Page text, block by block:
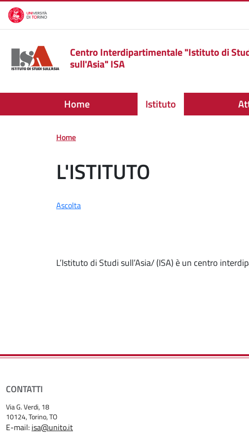
Salta al contenuto principale
Centro Interdipartimentale "Istituto di
sull'Asia" ISA
Home Istituto
Home
L'ISTITUTO
Ascolta
L’Istituto di Studi sull’Asia/ (ISA) è un centro
CONTATTI
Via G. Verdi, 18
10124, Torino, TO
E-mail: isa@unito.it